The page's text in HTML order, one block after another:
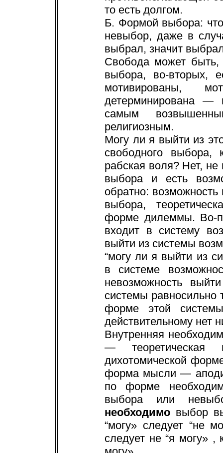
то есть долгом.
Б. Формой выбора:
невыбор, даже в
выбрал, значит
Свобода может
выбора, во-вторых,
мотивированы,
детерминирована
самым
религиозным.
Могу ли я выйти из
свободного
рабская воля? Нет,
выбора и есть
обратно: возможность
выбора,
форме дилеммы. Во-
входит в систему
выйти из системы
“могу ли я выйти из
в системе
невозможность
системы равносильно
форме этой
действительному нет
Внутренняя
—
дихотомической
форма мысли —
по форме
выбора или
необходимо выбор
“могу» следует “не
следует не “я могу» ,